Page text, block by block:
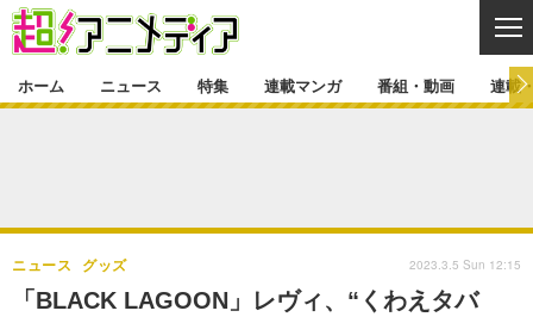
ゲーム・アプリ マンガ
特集一覧 カバー
連載マンガ
番組・動画
ホーム ニュース 特集 連載マンガ 番組・動画 連載
「BLACK LAGOON」レヴィ、“くわえタバ
ニュース グッズ 2023.3.5 Sun 12:15